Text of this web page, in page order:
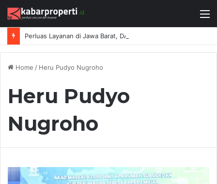
Home / Heru Pudyo Nugroho
Heru Pudyo
Nugroho